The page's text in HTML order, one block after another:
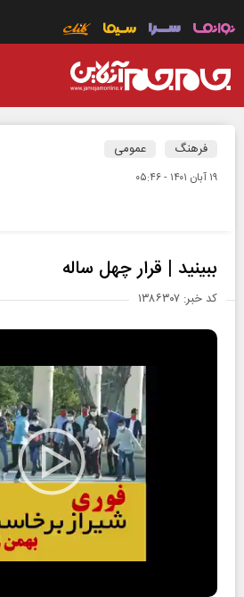
فرهنگ عمومی
۱۹ آبان ۱۴۰۱ - ۰۵:۴۶
ببینید | قرار چهل ساله
کد خبر: ۱۳۸۶۳۰۷
Play
Video